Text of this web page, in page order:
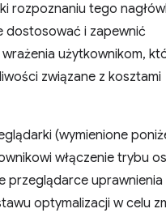
rozpoznaniu tego
dostosować i zapewnić
użytkownikom,
związane z kosztami
(wymienione
włączenie trybu
przeglądarce uprawnienia
optymalizacji w celu